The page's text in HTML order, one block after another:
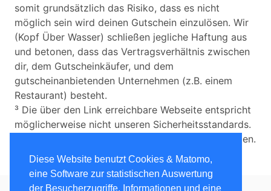
Diese Website benutzt Cookies & Matomo,
eine Software zur statistischen Auswertung
der Besucherzugriffe. Informationen und eine
somit grundsätzlich das Risiko, dass es nicht
möglich sein wird deinen Gutschein einzulösen. Wir
(Kopf Über Wasser) schließen jegliche Haftung aus
und betonen, dass das Vertragsverhältnis zwischen
dir, dem Gutscheinkäufer, und dem
gutscheinanbietenden Unternehmen (z.B. einem
Restaurant) besteht.
³ Die über den Link erreichbare Webseite entspricht
möglicherweise nicht unseren Sicherheitsstandards.
Wir übernehmen keine Haftung für etwaige Schäden.